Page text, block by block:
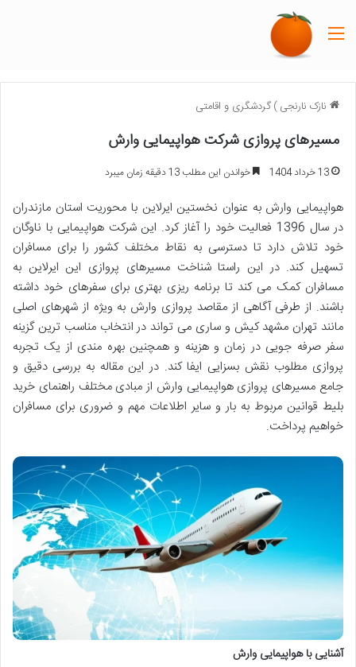
نازک نارنجی)گردشگری و اقامتی
مسیرهای پروازی شرکت هواپیمایی وارش
13 خرداد 1404 خواندن این مطلب 13 دقیقه زمان میبرد
هواپیمایی وارش به عنوان نخستین ایرلاین با محوریت استان مازندران
در سال 1396 فعالیت خود را آغاز کرد. این شرکت هواپیمایی با ناوگان
خود تلاش دارد تا دسترسی به نقاط مختلف کشور را برای مسافران
تسهیل کند. در این راستا شناخت مسیرهای پروازی این ایرلاین به
مسافران کمک می کند تا برنامه ریزی بهتری برای سفرهای خود داشته
باشند. از طرفی آگاهی از مقاصد پروازی وارش به ویژه از شهرهای اصلی
مانند تهران مشهد کیش و ساری می تواند در انتخاب مناسب ترین گزینه
سفر صرفه جویی در زمان و هزینه و همچنین بهره مندی از یک تجربه
پروازی مطلوب نقش بسزایی ایفا کند. در این مقاله به بررسی دقیق و
جامع مسیرهای پروازی هواپیمایی وارش از مبادی مختلف راهنمای خرید
بلیط قوانین مربوط به بار و سایر اطلاعات مهم و ضروری برای مسافران
خواهیم پرداخت.
آشنایی با هواپیمایی وارش